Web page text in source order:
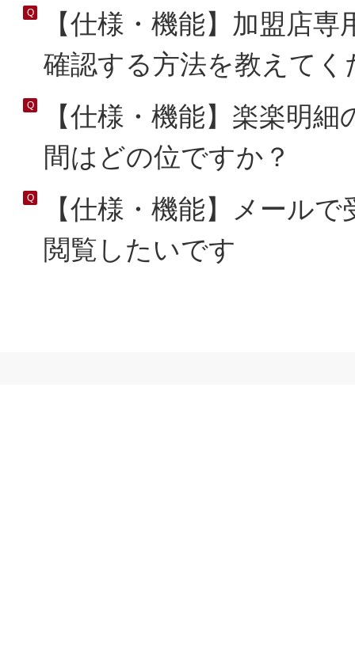
【仕様・機能】加盟店
確認する方法を教えてく
【仕様・機能】楽楽明
間はどの位ですか？
【仕様・機能】メール
閲覧したいです